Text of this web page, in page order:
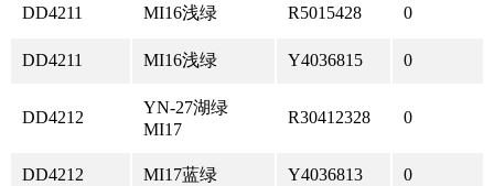
DD4211 MI16浅绿 R5015428 0
DD4211 MI16浅绿 Y4036815 0
DD4212
YN-27湖绿
MI17
R30412328 0
DD4212 MI17蓝绿 Y4036813 0